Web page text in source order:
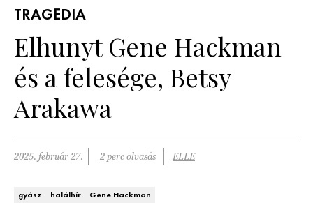
SZÉPSÉG
ÉLETMÓD
PÁRKAPCSOLAT
TRAGÉDIA
Elhunyt Gene Hackman
és a felesége, Betsy
Arakawa
2025. február 27. 2 perc olvasás ELLE
gyász halálhír Gene Hackman